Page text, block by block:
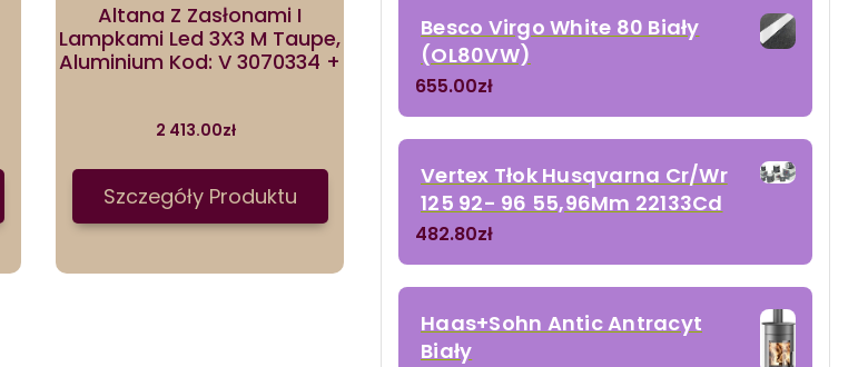
Altana Z Zasłonami I
Lampkami Led 3X3 M Taupe,
Aluminium Kod: V 3070334 +
2 413.00zł
Szczegóły Produktu
Besco Virgo White 80 Biały
(OL80VW)
655.00zł
Vertex Tłok Husqvarna Cr/Wr
125 92- 96 55,96Mm 22133Cd
482.80zł
Haas+Sohn Antic Antracyt
Biały